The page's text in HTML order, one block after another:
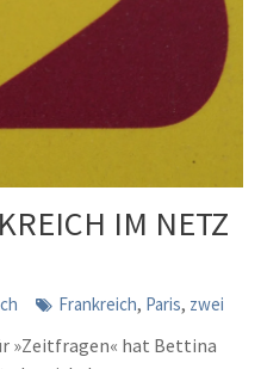
IM NETZ
Frankreich, Paris, zwei
»Zeitfragen« hat Bettina